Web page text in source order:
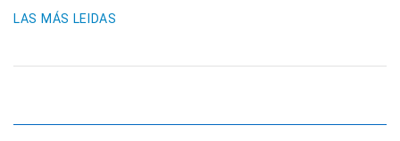
LAS MÁS LEIDAS